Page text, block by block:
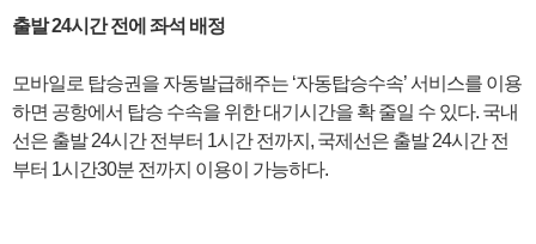
출발 24시간 전에 좌석 배정
모바일로 탑승권을 자동발급해주는 ‘자동탑승수속’ 서비스를 이용
하면 공항에서 탑승 수속을 위한 대기시간을 확 줄일 수 있다. 국내
선은 출발 24시간 전부터 1시간 전까지, 국제선은 출발 24시간 전
부터 1시간30분 전까지 이용이 가능하다.